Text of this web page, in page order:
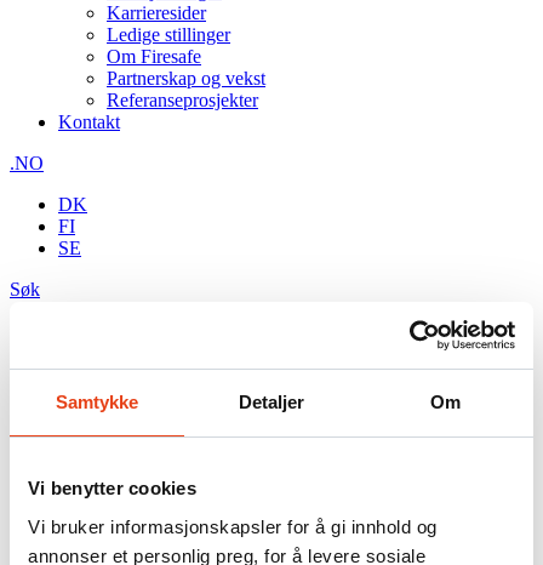
Samtykke Detaljer Om
Vi benytter cookies
Vi bruker informasjonskapsler for å gi innhold og
annonser et personlig preg, for å levere sosiale
Karrieresider
Ledige stillinger
Om Firesafe
Partnerskap og vekst
Referanseprosjekter
Kontakt
.NO
DK
FI
SE
Søk
Behandling av bærende konstruksjoner
Firesafe har løsninger for alle typer bærende konstruksjoner. Vi
hjelper dere gjerne.
Stål